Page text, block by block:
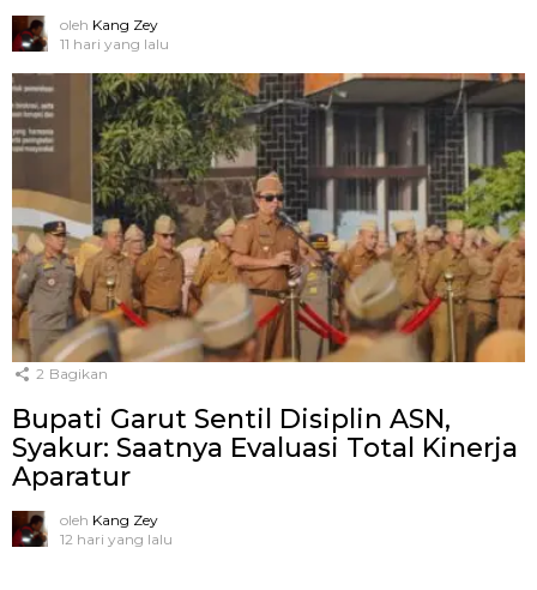
oleh Kang Zey
11 hari yang lalu
2 Bagikan
Bupati Garut Sentil Disiplin ASN,
Syakur: Saatnya Evaluasi Total Kinerja
Aparatur
oleh Kang Zey
12 hari yang lalu